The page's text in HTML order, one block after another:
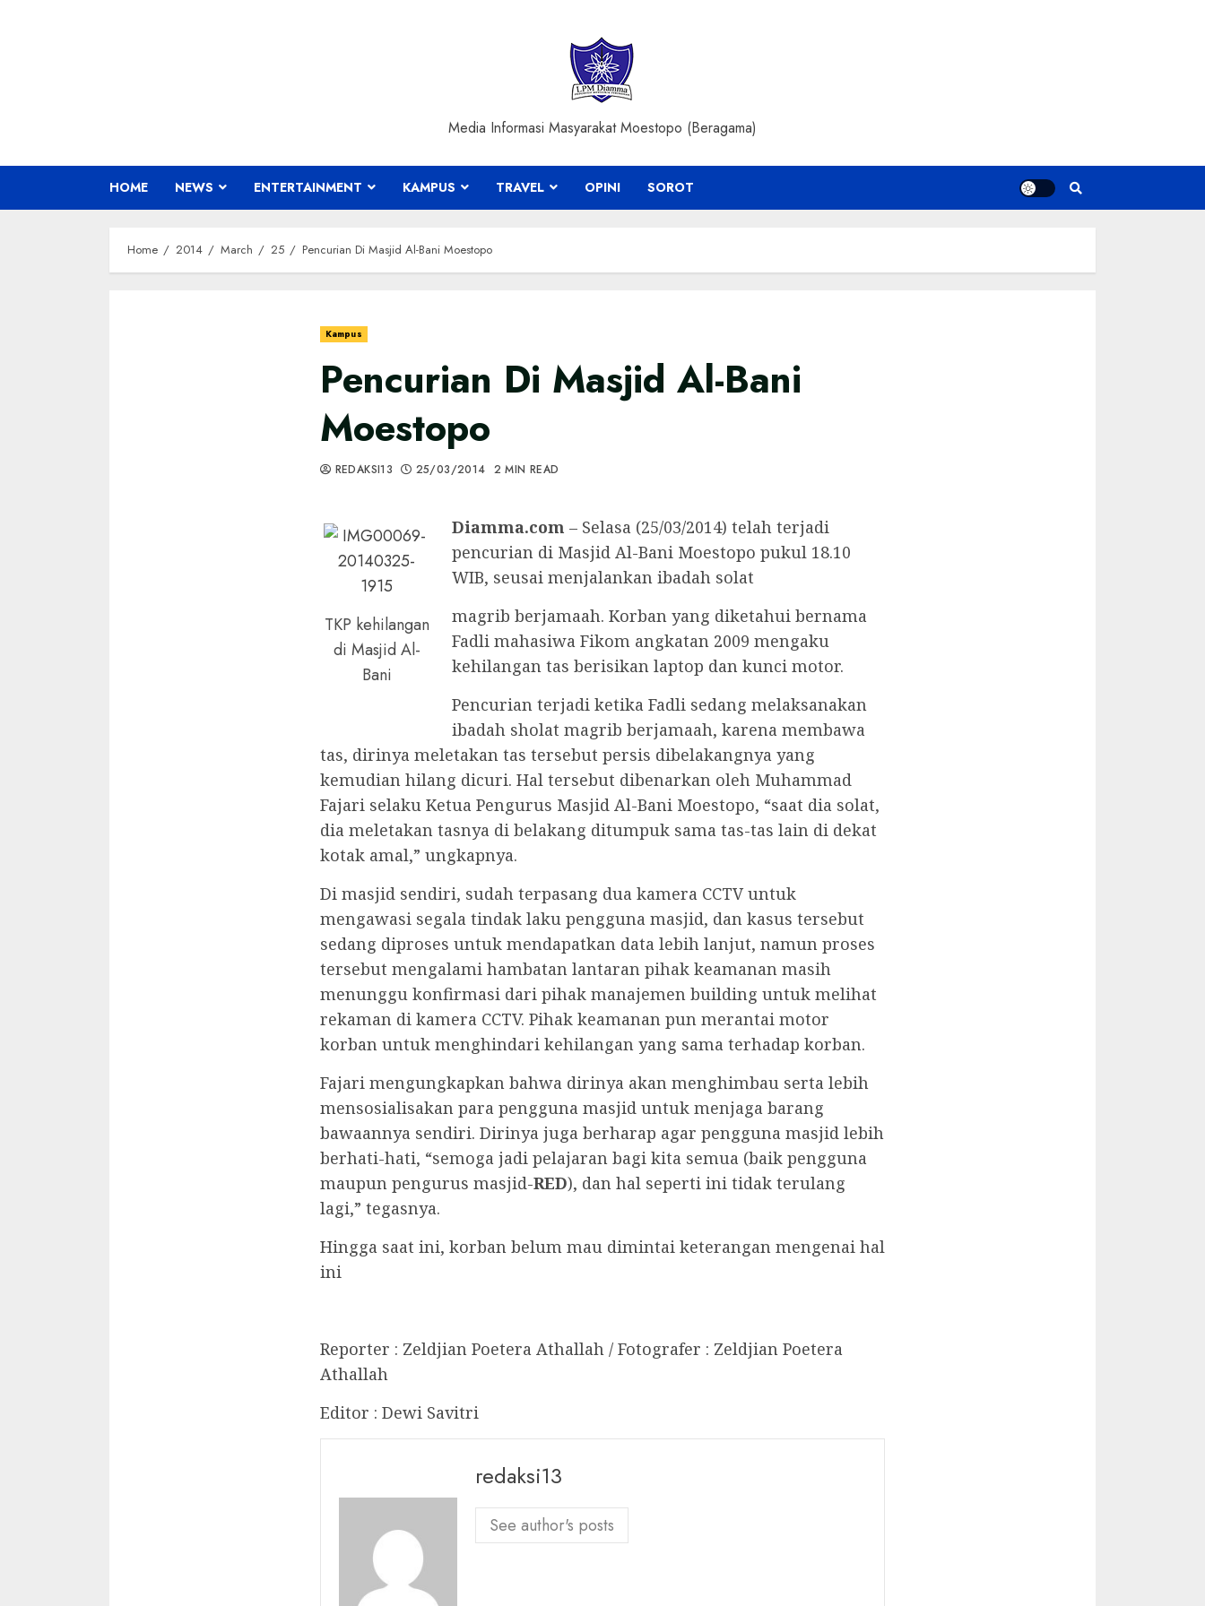
Media Informasi Masyarakat Moestopo (Beragama)
HOME NEWS ENTERTAINMENT KAMPUS TRAVEL OPINI SOROT
Home 2014 March 25 Pencurian Di Masjid Al-Bani Moestopo
Kampus
Pencurian Di Masjid Al-Bani
Moestopo
REDAKSI13 25/03/2014 2 MIN READ
TKP kehilangan
di Masjid Al-
Bani
Diamma.com – Selasa (25/03/2014) telah terjadi
pencurian di Masjid Al-Bani Moestopo pukul 18.10
WIB, seusai menjalankan ibadah solat
magrib berjamaah. Korban yang diketahui bernama
Fadli mahasiwa Fikom angkatan 2009 mengaku
kehilangan tas berisikan laptop dan kunci motor.
Pencurian terjadi ketika Fadli sedang melaksanakan
ibadah sholat magrib berjamaah, karena membawa
tas, dirinya meletakan tas tersebut persis dibelakangnya yang
kemudian hilang dicuri. Hal tersebut dibenarkan oleh Muhammad
Fajari selaku Ketua Pengurus Masjid Al-Bani Moestopo, “saat dia solat,
dia meletakan tasnya di belakang ditumpuk sama tas-tas lain di dekat
kotak amal,” ungkapnya.
Di masjid sendiri, sudah terpasang dua kamera CCTV untuk
mengawasi segala tindak laku pengguna masjid, dan kasus tersebut
sedang diproses untuk mendapatkan data lebih lanjut, namun proses
tersebut mengalami hambatan lantaran pihak keamanan masih
menunggu konfirmasi dari pihak manajemen building untuk melihat
rekaman di kamera CCTV. Pihak keamanan pun merantai motor
korban untuk menghindari kehilangan yang sama terhadap korban.
Fajari mengungkapkan bahwa dirinya akan menghimbau serta lebih
mensosialisakan para pengguna masjid untuk menjaga barang
bawaannya sendiri. Dirinya juga berharap agar pengguna masjid lebih
berhati-hati, “semoga jadi pelajaran bagi kita semua (baik pengguna
maupun pengurus masjid-RED), dan hal seperti ini tidak terulang
lagi,” tegasnya.
Hingga saat ini, korban belum mau dimintai keterangan mengenai hal
ini
Reporter : Zeldjian Poetera Athallah / Fotografer : Zeldjian Poetera
Athallah
Editor : Dewi Savitri
redaksi13
See author's posts